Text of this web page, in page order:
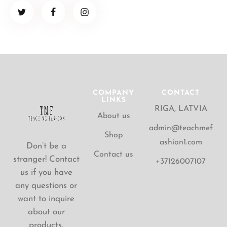
Don’t be a
stranger! Contact
us if you have
any questions or
want to inquire
about our
COMPANY
LINKS
About us
Shop
Contact us
CONTACT
RIGA, LATVIA
admin@teachmef
ashion1.com
+37126007107